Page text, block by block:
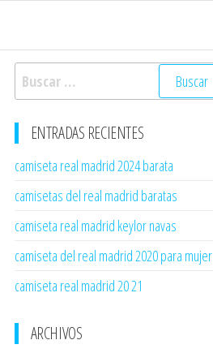
Buscar:
ENTRADAS RECIENTES
camiseta real madrid 2024 barata
camisetas del real madrid baratas
camiseta real madrid keylor navas
camiseta del real madrid 2020 para mujer
camiseta real madrid 20 21
ARCHIVOS